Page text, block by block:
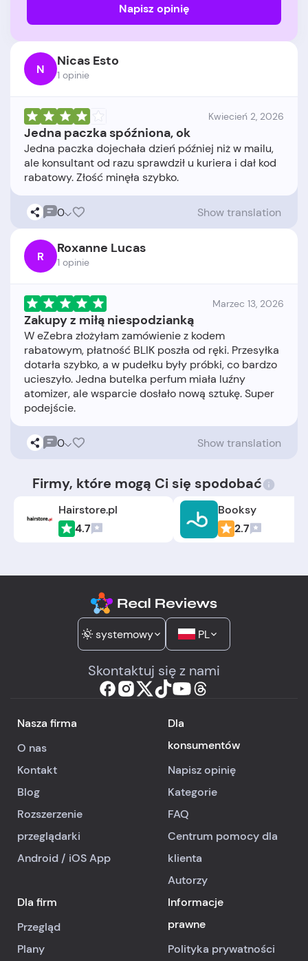
Napisz opinię
N Nicas Esto
1 opinie
Kwiecień 2, 2026
Jedna paczka spóźniona, ok
Jedna paczka dojechała dzień później niż w mailu,
ale konsultant od razu sprawdził u kuriera i dał kod
0 Show translation
R Roxanne Lucas
1 opinie
Marzec 13, 2026
Zakupy z miłą niespodzianką
W eZebra złożyłam zamówienie z kodem
rabatowym, płatność BLIK poszła od ręki. Przesyłka
dotarła szybko, a w pudełku były próbki, co bardzo
ucieszyło. Jedna butelka perfum miała luźny
atomizer, ale wsparcie dosłało nową sztukę. Super
0 Show translation
Firmy, które mogą Ci się spodobać
Hairstore.pl
4.7
Booksy
2.7
systemowy PL
Skontaktuj się z nami
Nasza firma
O nas
Kontakt
Blog
Rozszerzenie
przeglądarki
Android / iOSApp
Dla
konsumentów
Napisz opinię
Kategorie
FAQ
Centrum pomocy dla
klienta
Autorzy
Dla firm
Przegląd
Plany
Informacje
prawne
Polityka prywatności